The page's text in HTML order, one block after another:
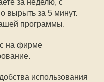
за неделю, с
вырыть за 5 минут.
программы.
на фирме
использования